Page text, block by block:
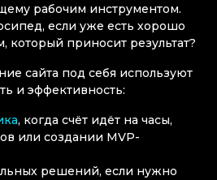
рабочим инструментом.
если уже есть хорошо
приносит результат?
сайта под себя используют
и эффективность:
, когда счёт идёт на часы,
или создании MVP-
решений, если нужно